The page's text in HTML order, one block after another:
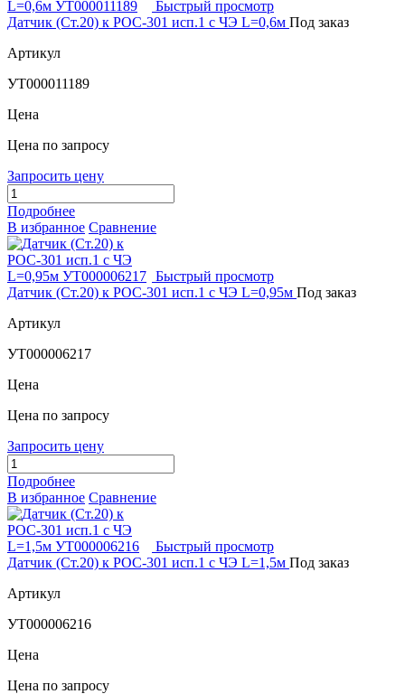
Быстрый просмотр
Датчик (Ст.20) к РОС-301 исп.1 с ЧЭ L=0,6м Под заказ
Артикул
УТ000011189
Цена
Цена по запросу
Запросить цену
Подробнее
В избранное Сравнение
Быстрый просмотр
Датчик (Ст.20) к РОС-301 исп.1 с ЧЭ L=0,95м Под заказ
Артикул
УТ000006217
Цена
Цена по запросу
Запросить цену
Подробнее
В избранное Сравнение
Быстрый просмотр
Датчик (Ст.20) к РОС-301 исп.1 с ЧЭ L=1,5м Под заказ
Артикул
УТ000006216
Цена
Цена по запросу